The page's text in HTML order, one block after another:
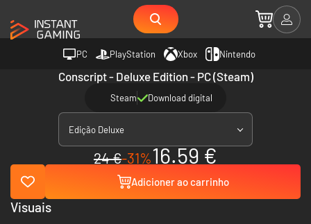
PC PlayStation Xbox Nintendo
Conscript - Deluxe Edition - PC (Steam)
Steam Download digital
Edição Deluxe
24 €-31%16.59 €
Adicioner ao carrinho
Visuais